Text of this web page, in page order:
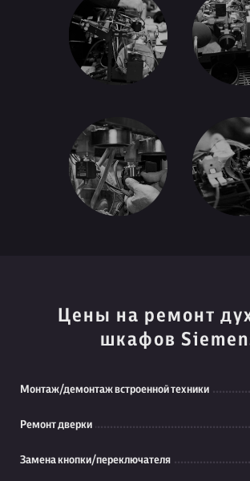
Цены на ремонт
шкафов
Монтаж/демонтаж встроенной техники
Ремонт дверки
Замена кнопки/переключателя